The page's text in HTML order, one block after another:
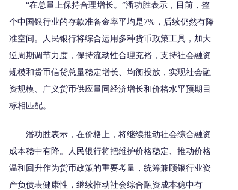
“在总量上保持合理增长。”潘功胜表示，目前，整
个中国银行业的存款准备金率平均是7%，后续仍然有降
准空间。人民银行将综合运用多种货币政策工具，加大
逆周期调节力度，保持流动性合理充裕，支持社会融资
规模和货币信贷总量稳定增长、均衡投放，实现社会融
资规模、广义货币供应量同经济增长和价格水平预期目
标相匹配。
潘功胜表示，在价格上，将继续推动社会综合融资
成本稳中有降。人民银行将把维护价格稳定、推动价格
温和回升作为货币政策的重要考量，统筹兼顾银行业资
产负债表健康性，继续推动社会综合融资成本稳中有